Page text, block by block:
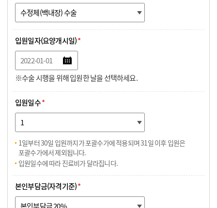
입원일자(요양개시일)*
※수술 시행을 위해 입원한 날을 선택하세요.
입원일수*
1일부터 30일 입원까지가 포괄수가에 적용되며 31일 이후 입원은
포괄수가에서 제외됩니다.
입원일수에 따라 진료비가 달라집니다.
본인부담금(자격기준)*